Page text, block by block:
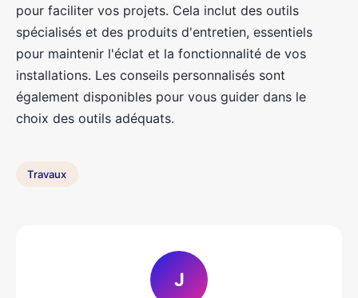
pour faciliter vos projets. Cela inclut des outils
spécialisés et des produits d'entretien, essentiels
pour maintenir l'éclat et la fonctionnalité de vos
installations. Les conseils personnalisés sont
également disponibles pour vous guider dans le
choix des outils adéquats.
Travaux
J